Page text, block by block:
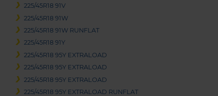
225/45R18 91V
225/45R18 91W
225/45R18 91W RUNFLAT
225/45R18 91Y
225/45R18 95Y EXTRALOAD
225/45R18 95Y EXTRALOAD
225/45R18 95Y EXTRALOAD
225/45R18 95Y EXTRALOAD RUNFLAT